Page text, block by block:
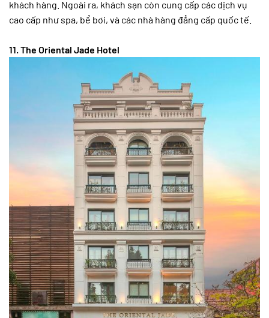
khách hàng. Ngoài ra, khách sạn còn cung cấp các dịch vụ
cao cấp như spa, bể bơi, và các nhà hàng đẳng cấp quốc tế.
11. The Oriental Jade Hotel